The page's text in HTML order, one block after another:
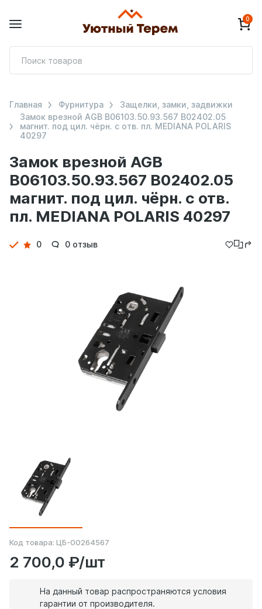
0
Замок врезной AGB
B06103.50.93.567 B02402.05
магнит. под цил. чёрн. с отв.
пл. MEDIANA POLARIS 40297
Главная Фурнитура
Защелки, замки, задвижки
Замок врезной AGB B06103.50.93.567 B02402.05
магнит. под цил. чёрн. с отв. пл. MEDIANA POLARIS
40297
Детали
0 0 отзыв
Код товара: ЦБ-00264567
2 700,0 ₽/шт
На данный товар распространяются условия
гарантии от производителя.